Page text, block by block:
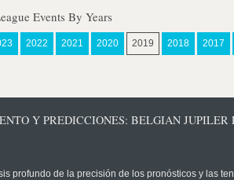
Events By Years
2022 2021 2020 2019 2018 2017
Y PREDICCIONES: BELGIAN JUPILER
profundo de la precisión de los pronósticos y las